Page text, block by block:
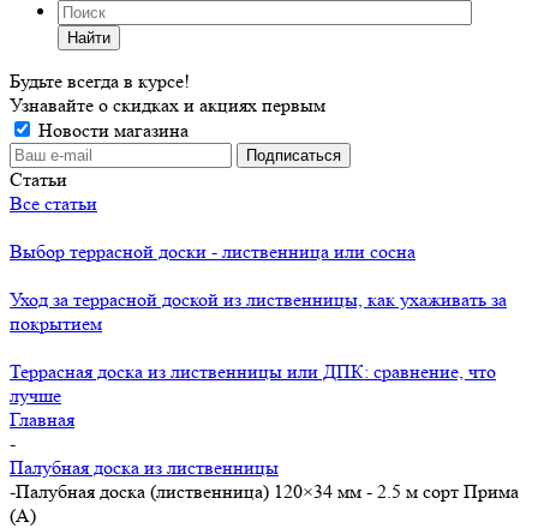
Найти
Будьте всегда в курсе!
Узнавайте о скидках и акциях первым
Новости магазина
Статьи
Все статьи
Выбор террасной доски - лиственница или сосна
Уход за террасной доской из лиственницы, как ухаживать за
покрытием
Террасная доска из лиственницы или ДПК: сравнение, что
лучше
Главная
-
Палубная доска из лиственницы
-Палубная доска (лиственница) 120×34 мм - 2.5 м сорт Прима
(А)